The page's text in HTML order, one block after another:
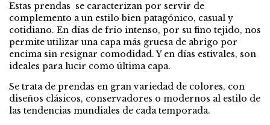
Estas prendas se caracterizan por servir de
complemento a un estilo bien patagónico, casual y
cotidiano. En días de frío intenso, por su fino tejido, nos
permite utilizar una capa más gruesa de abrigo por
encima sin resignar comodidad. Y en días estivales, son
ideales para lucir como última capa.
Se trata de prendas en gran variedad de colores, con
diseños clásicos, conservadores o modernos al estilo de
las tendencias mundiales de cada temporada.